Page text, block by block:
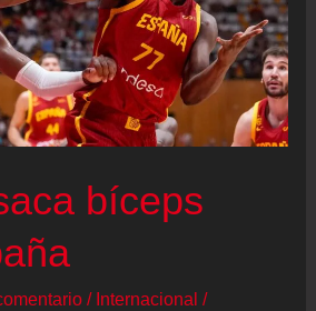
bíceps
/ Internacional /